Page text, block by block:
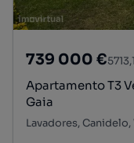
739 000 €
Apartamento T3
Gaia
Lavadores,